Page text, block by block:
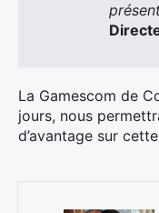
La Gamescom de
jours, nous
d’avantage sur